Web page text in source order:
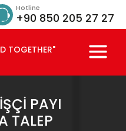
Hotline
+90 850 205 27 27
TOGETHER"
PAYI
TALEP